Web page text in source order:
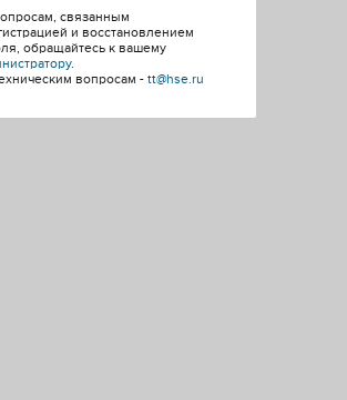
связанным
и восстановлением
обращайтесь к вашему
.
вопросам - tt@hse.ru